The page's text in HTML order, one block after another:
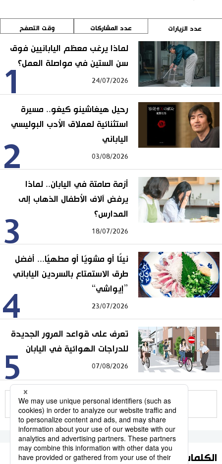
عدد الزيارات عدد المشاركات وقت التصفح
1
لماذا يرغب معظم اليابانيين فوق
سن الستين في مواصلة العمل؟
24/07/2026
2
رحيل هيغاشينو كيغو.. مسيرة
استثنائية لعملاق الأدب البوليسي
الياباني
03/08/2026
3
أزمة صامتة في اليابان.. لماذا
يرفض آلاف الأطفال الذهاب إلى
المدارس؟
18/07/2026
4
نيئًا أو مشويًا أو مطهيًا... أفضل
طرق الاستمتاع بالسردين الياباني
”إيواشي“
23/07/2026
5
تعرف على قواعد المرور الجديدة
للدراجات الهوائية في اليابان
07/08/2026
للمزيد
الكلمات الأكثر بحثا